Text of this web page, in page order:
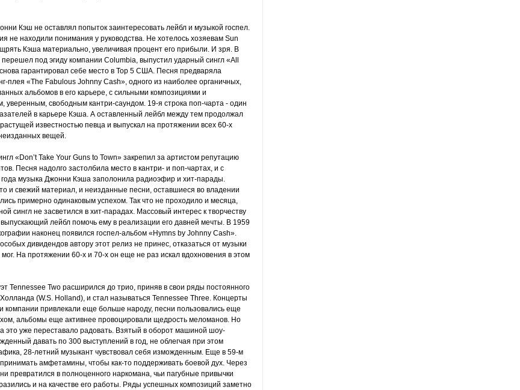
Кэш не оставлял попыток заинтересовать лейбл и музыкой госпел.
не находили понимания у руководства. Не хотелось хозяевам Sun
Кэша материально, увеличивая процент его прибыли. И зря. В
под эгиду компании Columbia, выпустил ударный сингл «All
гарантировал себе место в Тор 5 США. Песня предваряла
плея «The Fabulous Johnny Cash», одного из наиболее органичных,
альбомов в его карьере, с сильными композициями и
уверенным, свободным кантри-саундом. 19-я строка поп-чарта - один
в карьере Кэша. А оставленный лейбл между тем продолжал
известностью певца и выпускал на протяжении всех 60-х
вещей.
«Don’t Take Your Guns to Town» закрепил за артистом репутацию
Песня надолго застолбила место в кантри- и поп-чартах, и с
музыка Джонни Кэша заполонила радиоэфир и хит-парады.
и свежий материал, и неизданные песни, оставшиеся во владении
примерно одинаковым успехом. Так что не проходило и месяца,
сингл не засветился в хит-парадах. Массовый интерес к творчеству
лейбл помочь ему в реализации его давней мечты. В 1959
наконец появился госпел-альбом «Hymns by Johnny Cash».
дивидендов автору этот релиз не принес, отказаться от музыки
На протяжении 60-х и 70-х он еще не раз искал вдохновения в этом
Tennessee Two расширился до трио, приняв в свои ряды постоянного
(W.S. Holland), и стал называться Tennessee Three. Концерты
компании привлекали еще больше народу, песни пользовались еще
альбомы еще активнее провоцировали щедрость меломанов. Но
это уже переставало радовать. Взятый в оборот машиной шоу-
давать по 300 выступлений в год, не облегчая при этом
28-летний музыкант чувствовал себя изможденным. Еще в 59-м
амфетамины, чтобы как-то поддерживать боевой дух. Через
превратился в полноценного наркомана, чьи пагубные привычки
и на качестве его работы. Ряды успешных композиций заметно